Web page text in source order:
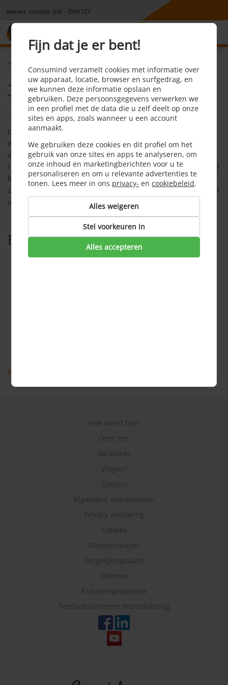
Nieuws Contact 030 - 7009 727
Home
Jurisprudentie
Letterlijk vertaald betekent dit ‘rechtsopvatting’. Deze term
wordt gebruikt bij rechtszaken. Als er al eerder uitspraken in
vergelijkbare zaken zijn gedaan, dan kan een rechter dit als
richtlijn gebruiken. Als er jurisprudentie over een zaak is, dan
betekent het dus dat er eerdere uitspraken in vergelijkbare
zaken zijn, waarmee de rechter rekening kan houden met zijn
uitspraak.
Bekijk ook
Meer veel gestelde vragen
Hoe werkt het?
Over ons
Vacatures
Vragen?
Contact
Algemene voorwaarden
Privacy verklaring
Cookies
Dienstenwijzer
Vergelijkingskaart
Sitemap
Klachtenprocedure
Telefoonnummers telemarketing
Fijn dat je er bent!
Consumind verzamelt cookies met informatie over
uw apparaat, locatie, browser en surfgedrag, en
we kunnen deze informatie opslaan en
gebruiken. Deze persoonsgegevens verwerken we
in een profiel met de data die u zelf deelt op onze
sites en apps, zoals wanneer u een account
aanmaakt.
We gebruiken deze cookies en dit profiel om het
gebruik van onze sites en apps te analyseren, om
onze inhoud en marketingberichten voor u te
personaliseren en om u relevante advertenties te
tonen. Lees meer in ons privacy- encookiebeleid.
Alles weigeren
Stel voorkeuren in
Alles accepteren